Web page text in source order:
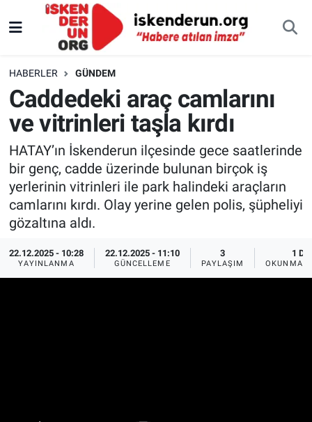
HABERLER GÜNDEM
Caddedeki araç camlarını
ve vitrinleri taşla kırdı
HATAY’ın İskenderun ilçesinde gece saatlerinde
bir genç, cadde üzerinde bulunan birçok iş
yerlerinin vitrinleri ile park halindeki araçların
camlarını kırdı. Olay yerine gelen polis, şüpheliyi
gözaltına aldı.
22.12.2025 - 10:28
YAYINLANMA
22.12.2025 - 11:10
GÜNCELLEME
3
PAYLAŞIM
1 DK
OKUNMA